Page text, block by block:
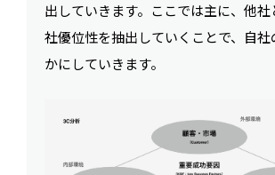
出していきます。ここでは主に、他社
社優位性を抽出していくことで、自社
かにしていきます。